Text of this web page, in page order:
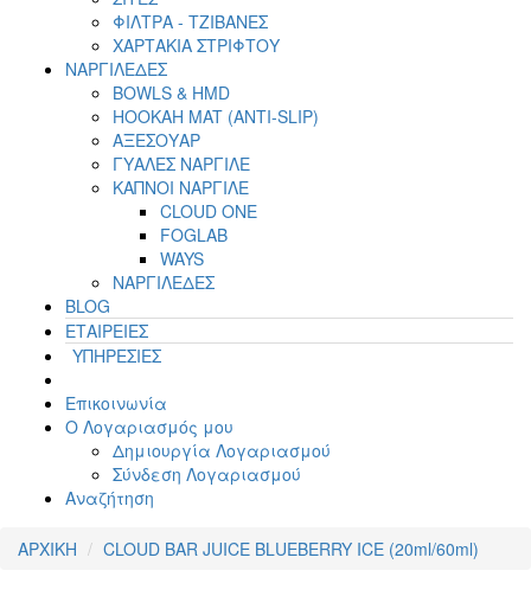
ΦΙΛΤΡΑ - ΤΖΙΒΑΝΕΣ
ΧΑΡΤΑΚΙΑ ΣΤΡΙΦΤΟΥ
ΝΑΡΓΙΛΕΔΕΣ
BOWLS & HMD
HOOKAH MAT (ANTI-SLIP)
ΑΞΕΣΟΥΑΡ
ΓΥΑΛΕΣ ΝΑΡΓΙΛΕ
ΚΑΠΝΟΙ ΝΑΡΓΙΛΕ
CLOUD ONE
FOGLAB
WAYS
ΝΑΡΓΙΛΕΔΕΣ
BLOG
ΕΤΑΙΡΕΙΕΣ
ΥΠΗΡΕΣΙΕΣ
Επικοινωνία
Ο Λογαριασμός μου
Δημιουργία Λογαριασμού
Σύνδεση Λογαριασμού
Αναζήτηση
ΑΡΧΙΚΗ CLOUD BAR JUICE BLUEBERRY ICE (20ml/60ml)